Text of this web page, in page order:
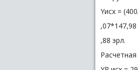
Yисх =
,88 эрл.